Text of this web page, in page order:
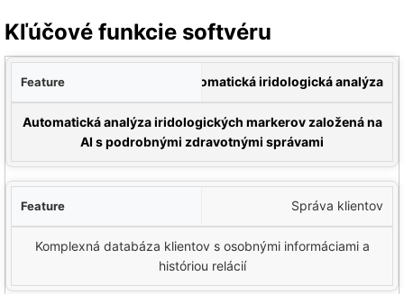
Kľúčové funkcie softvéru
Opis
Automatická iridologická analýza
Automatická analýza iridologických markerov založená na
AI s podrobnými zdravotnými správami
Správa klientov
Komplexná databáza klientov s osobnými informáciami a
históriou relácií